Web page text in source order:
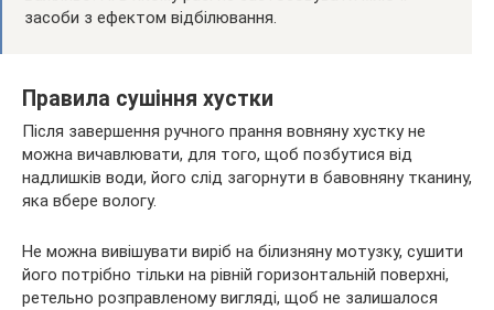
засоби з ефектом відбілювання.
Правила сушіння хустки
Після завершення ручного прання вовняну хустку не
можна вичавлювати, для того, щоб позбутися від
надлишків води, його слід загорнути в бавовняну тканину,
яка вбере вологу.
Не можна вивішувати виріб на білизняну мотузку, сушити
його потрібно тільки на рівній горизонтальній поверхні,
ретельно розправленому вигляді, щоб не залишалося